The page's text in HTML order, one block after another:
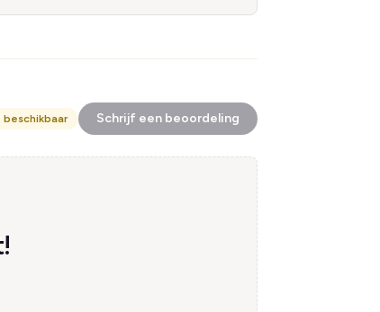
beschikbaar Schrijf een beoordeling